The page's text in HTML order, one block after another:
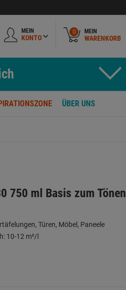
MEIN
KONTO
0 MEIN
WARENKORB
ÜBER UNS
750 ml Basis zum Tönen
Türen, Möbel, Paneele
10-12 m²/l